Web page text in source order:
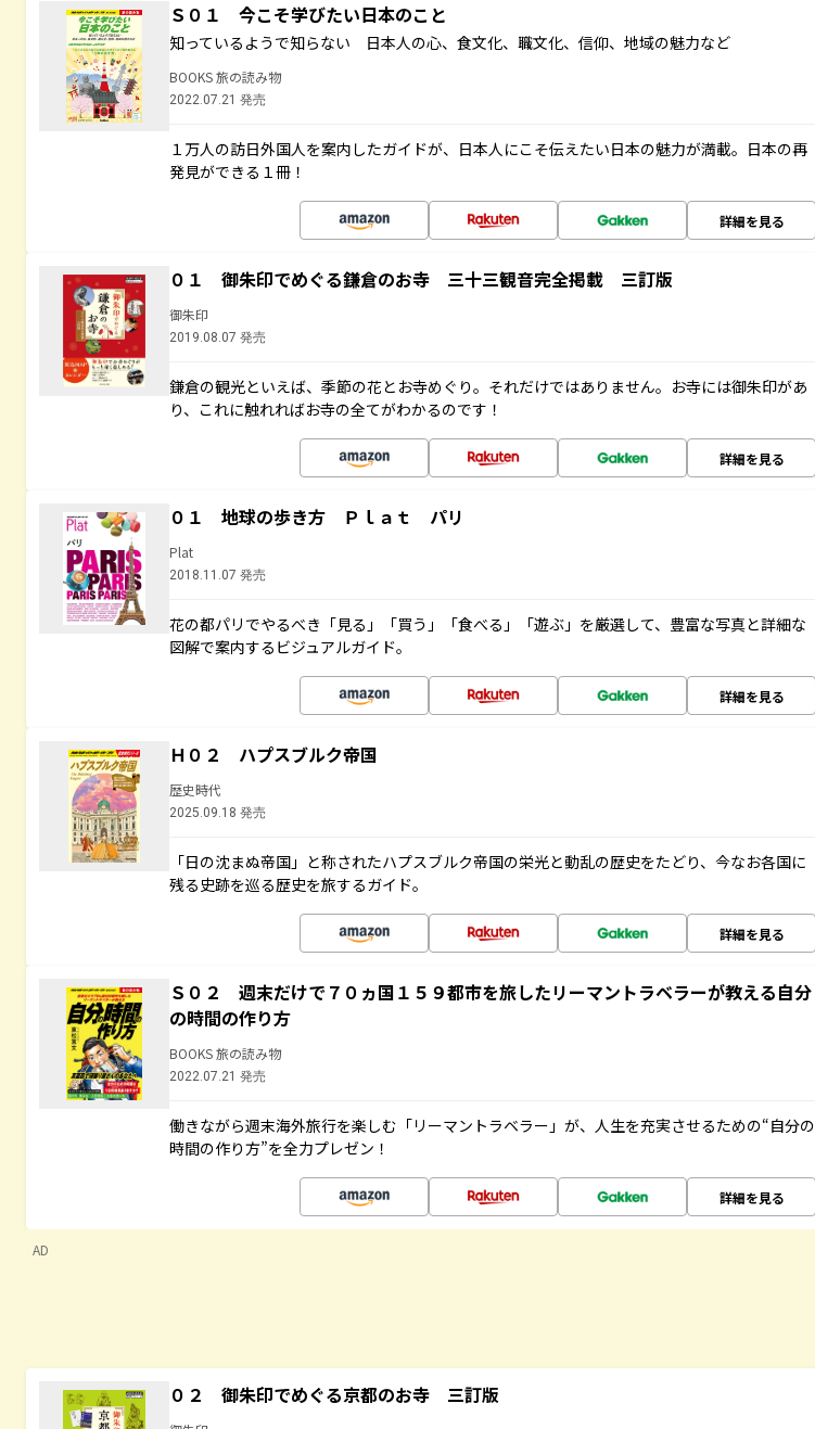
Ｓ０１ 今こそ学びたい日本のこと
知っているようで知らない 日本人の心、食文化、職文化、信仰、地域の魅力など
BOOKS 旅の読み物
2022.07.21 発売
１万人の訪日外国人を案内したガイドが、日本人にこそ伝えたい日本の魅力が満載。日本の再
発見ができる１冊！
詳細を見る
０１ 御朱印でめぐる鎌倉のお寺 三十三観音完全掲載 三訂版
御朱印
2019.08.07 発売
鎌倉の観光といえば、季節の花とお寺めぐり。それだけではありません。お寺には御朱印があ
り、これに触れればお寺の全てがわかるのです！
詳細を見る
０１ 地球の歩き方 Ｐｌａｔ パリ
Plat
2018.11.07 発売
花の都パリでやるべき「見る」「買う」「食べる」「遊ぶ」を厳選して、豊富な写真と詳細な
図解で案内するビジュアルガイド。
詳細を見る
Ｈ０２ ハプスブルク帝国
歴史時代
2025.09.18 発売
「日の沈まぬ帝国」と称されたハプスブルク帝国の栄光と動乱の歴史をたどり、今なお各国に
残る史跡を巡る歴史を旅するガイド。
詳細を見る
Ｓ０２ 週末だけで７０ヵ国１５９都市を旅したリーマントラベラーが教える自分
の時間の作り方
BOOKS 旅の読み物
2022.07.21 発売
働きながら週末海外旅行を楽しむ「リーマントラベラー」が、人生を充実させるための“自分の
時間の作り方”を全力プレゼン！
詳細を見る
AD
０２ 御朱印でめぐる京都のお寺 三訂版